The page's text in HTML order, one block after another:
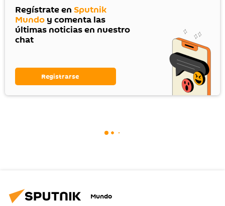
Regístrate en Sputnik
Mundo y comenta las
últimas noticias en nuestro
chat
Registrarse
Mundo